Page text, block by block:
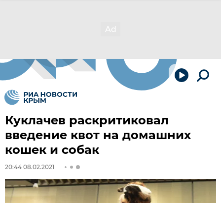
Куклачев раскритиковал
введение квот на домашних
кошек и собак
20:44 08.02.2021